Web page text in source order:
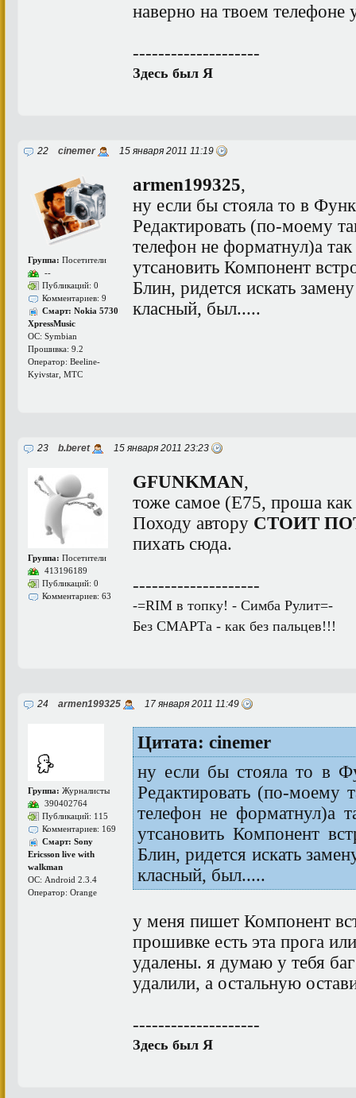
наверно на твоем телефоне
--------------------
Здесь был Я
22 cinemer 15 января 2011 11:19
Группа: Посетители
--
Публикаций: 0
Комментариев: 9
Смарт: Nokia 5730
XpressMusic
ОС: Symbian
Прошивка: 9.2
Оператор: Beeline-
Kyivstar, МТС
armen199325,
ну если бы стояла то в
Редактировать (по-моему
телефон не форматнул)а
утсановить Компонент
Блин, ридется искать
класный, был.....
23 b.beret 15 января 2011 23:23
Группа: Посетители
413196189
Публикаций: 0
Комментариев: 63
GFUNKMAN,
тоже самое (Е75, проша как
Походу автору СТОИТ
пихать сюда.
--------------------
-=RIM в топку! - Симба Рулит=-
Без СМАРТа - как без пальцев!!!
24 armen199325 17 января 2011 11:49
Группа: Журналисты
390402764
Публикаций: 115
Комментариев: 169
Смарт: Sony
Ericsson live with
walkman
ОС: Android 2.3.4
Оператор: Orange
Цитата: cinemer
ну если бы стояла то в
Редактировать (по-моему
телефон не форматнул)а
утсановить Компонент
Блин, ридется искать
класный, был.....
у меня пишет Компонент
прошивке есть эта прога
удалены. я думаю у тебя
удалили, а остальную
--------------------
Здесь был Я